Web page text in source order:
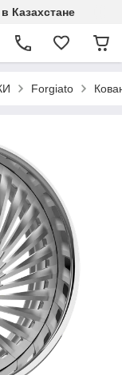
Казахстане
Forgiato